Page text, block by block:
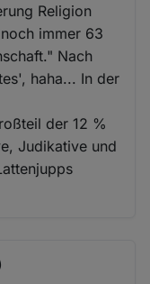
Religion
immer 63
Nach
haha... In der
der 12 %
Judikative und